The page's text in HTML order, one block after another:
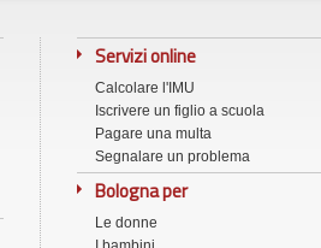
Servizi online
Calcolare l'IMU
Iscrivere un figlio a scuola
Pagare una multa
Segnalare un problema
Bologna per
Le donne